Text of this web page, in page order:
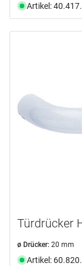
Artikel:
Türdrücker
ø Drücker: 20 mm
Artikel: